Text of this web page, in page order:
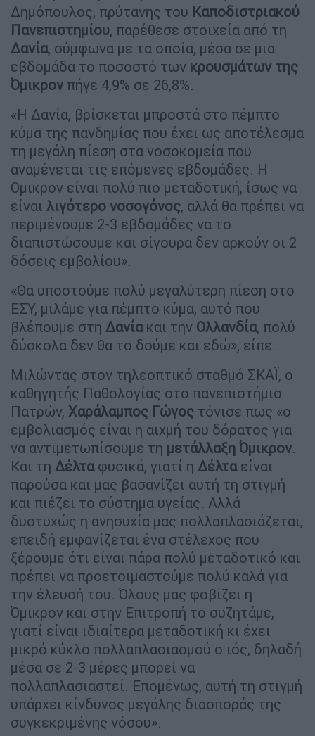
Δημόπουλος, πρύτανης του Καποδιστριακού
Πανεπιστημίου, παρέθεσε στοιχεία από τη
Δανία, σύμφωνα με τα οποία, μέσα σε μια
εβδομάδα το ποσοστό των κρουσμάτων της
Όμικρον πήγε 4,9% σε 26,8%.
«Η Δανία, βρίσκεται μπροστά στο πέμπτο
κύμα της πανδημίας που έχει ως αποτέλεσμα
τη μεγάλη πίεση στα νοσοκομεία που
αναμένεται τις επόμενες εβδομάδες. Η
Ομικρον είναι πολύ πιο μεταδοτική, ίσως να
είναι λιγότερο νοσογόνος, αλλά θα πρέπει να
περιμένουμε 2-3 εβδομάδες να το
διαπιστώσουμε και σίγουρα δεν αρκούν οι 2
δόσεις εμβολίου».
«Θα υποστούμε πολύ μεγαλύτερη πίεση στο
ΕΣΥ, μιλάμε για πέμπτο κύμα, αυτό που
βλέπουμε στη Δανίακαι την Ολλανδία, πολύ
δύσκολα δεν θα το δούμε και εδώ», είπε.
Μιλώντας στον τηλεοπτικό σταθμό ΣΚΑΪ, ο
καθηγητής Παθολογίας στο πανεπιστήμιο
Πατρών, Χαράλαμπος Γώγος τόνισε πως «ο
εμβολιασμός είναι η αιχμή του δόρατος για
να αντιμετωπίσουμε τη μετάλλαξη Όμικρον.
Και τη Δέλταφυσικά, γιατί η Δέλταείναι
παρούσα και μας βασανίζει αυτή τη στιγμή
και πιέζει το σύστημα υγείας. Αλλά
δυστυχώς η ανησυχία μας πολλαπλασιάζεται,
επειδή εμφανίζεται ένα στέλεχος που
ξέρουμε ότι είναι πάρα πολύ μεταδοτικό και
πρέπει να προετοιμαστούμε πολύ καλά για
την έλευσή του. Όλους μας φοβίζει η
Όμικρον και στην Επιτροπή το συζητάμε,
γιατί είναι ιδιαίτερα μεταδοτική κι έχει
μικρό κύκλο πολλαπλασιασμού ο ιός, δηλαδή
μέσα σε 2-3 μέρες μπορεί να
πολλαπλασιαστεί. Επομένως, αυτή τη στιγμή
υπάρχει κίνδυνος μεγάλης διασποράς της
συγκεκριμένης νόσου».